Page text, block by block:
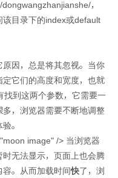
，
该目录下的index或default
因，总是将其忽视。当你
它们的高度和宽度，也就
找到这两个参数，它需要一
，浏览器需要不断地调整
。
image" /> 当浏览器
无法显示，页面上也会腾
容。从而加载时间快了，浏